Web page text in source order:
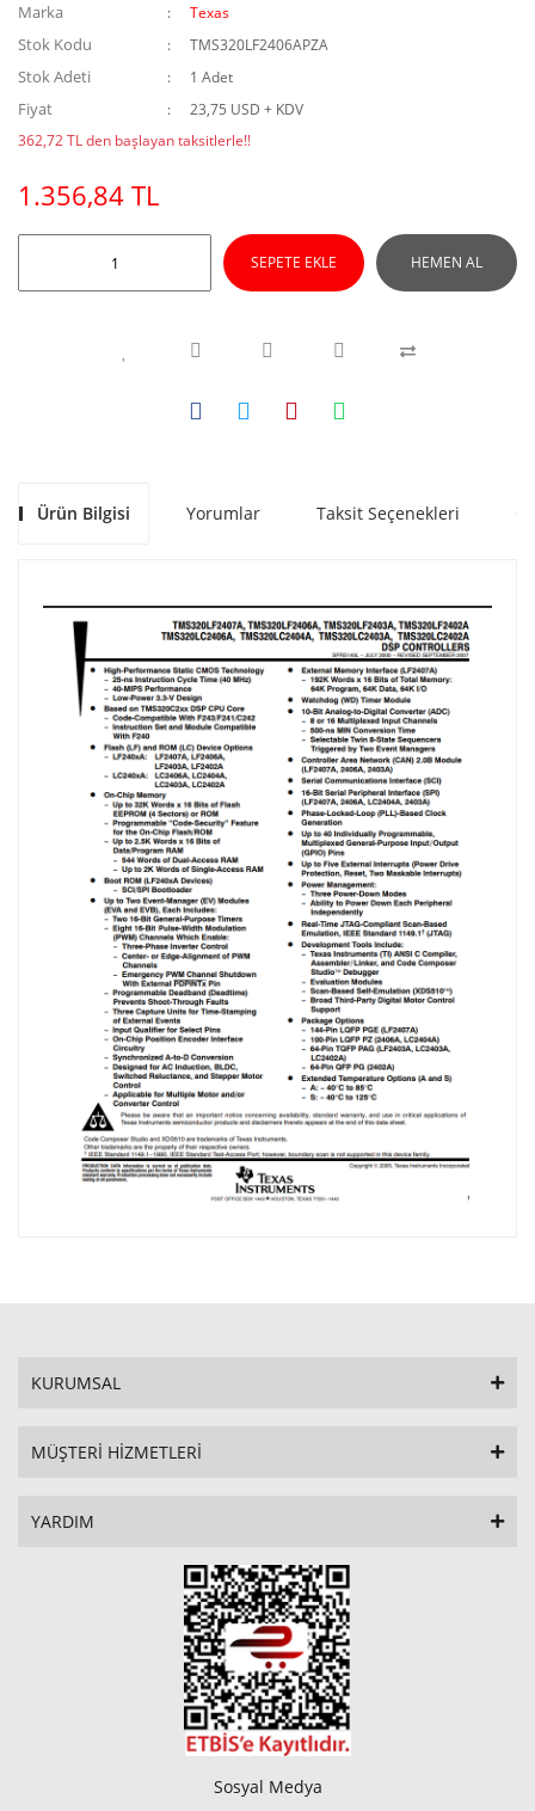
Marka Texas
Stok Kodu TMS320LF2406APZA
Stok Adeti 1 Adet
Fiyat
23,75 USD + KDV
362,72 TL den başlayan taksitlerle!!
1.356,84 TL
SEPETE EKLE HEMEN AL
Ürün Bilgisi Yorumlar Taksit Seçenekleri
KURUMSAL
MÜŞTERİ HİZMETLERİ
YARDIM
Sosyal Medya